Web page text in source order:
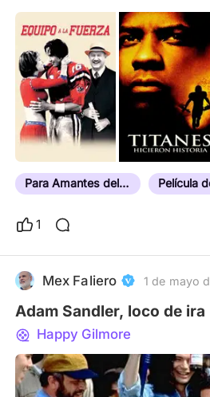
compañerismo y pasión por
relatos basados en hechos
ficticios, cada una te hará
reflexionar sobre la vida.
Para Amantes del Deporte
1
Mex Faliero 1 de mayo
Adam Sandler, loco de ira
Happy Gilmore